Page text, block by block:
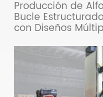
Producción de
Bucle
con Diseños